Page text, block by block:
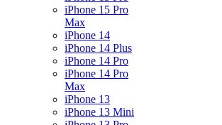
iPhone 15 Pro
Max
iPhone 14
iPhone 14 Plus
iPhone 14 Pro
iPhone 14 Pro
Max
iPhone 13
iPhone 13 Mini